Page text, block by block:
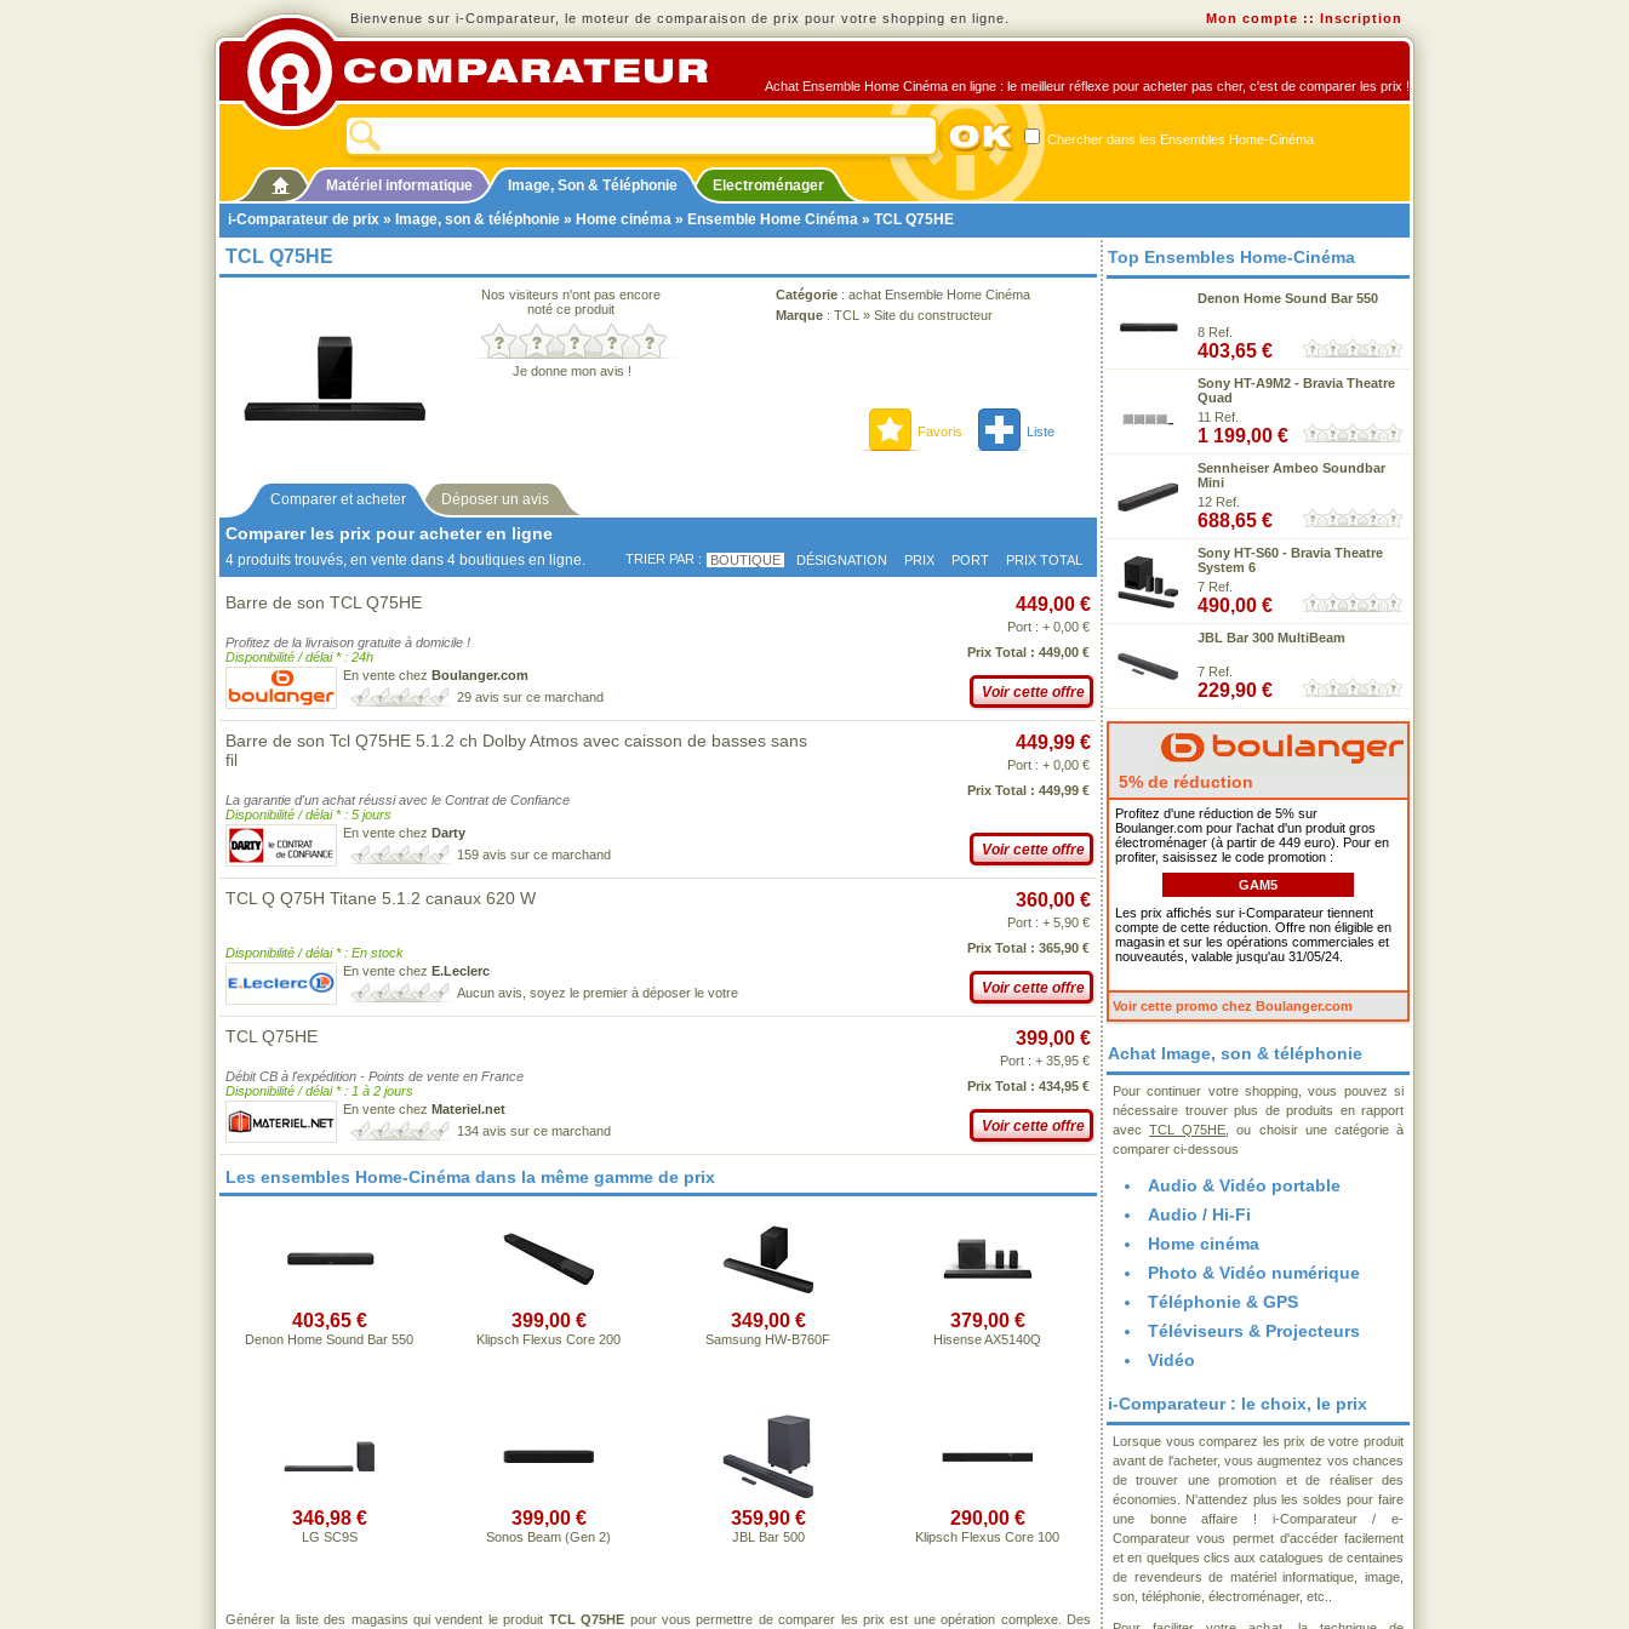
Bienvenue sur i-Comparateur, le moteur de comparaison de prix pour votre shopping en ligne. Mon compte :: Inscription
Achat Ensemble Home Cinéma en ligne : le meilleur réflexe pour acheter pas cher, c'est de comparer les prix !
Chercher dans les Ensembles Home-Cinéma
Matériel informatique Image, Son & Téléphonie
Electroménager
i-Comparateur de prix » Image, son & téléphonie » Home cinéma » Ensemble Home Cinéma » TCL Q75HE
TCL Q75HE
Nos visiteurs n'ont pas encore
noté ce produit
Je donne mon avis !
Catégorie : achat Ensemble Home Cinéma
Marque : TCL » Site du constructeur
Favoris Liste
Comparer et acheter Déposer un avis
Comparer les prix pour acheter en ligne
4 produits trouvés, en vente dans 4 boutiques en ligne. TRIER PAR : BOUTIQUE DÉSIGNATION PRIX PORT PRIX TOTAL
Barre de son TCL Q75HE
Profitez de la livraison gratuite à domicile !
Disponibilité / délai * : 24h
En vente chez Boulanger.com
29 avis sur ce marchand
449,00 €
Port : + 0,00 €
Prix Total : 449,00 €
Voir cette offre
Barre de son Tcl Q75HE 5.1.2 ch Dolby Atmos avec caisson de basses sans
fil
La garantie d'un achat réussi avec le Contrat de Confiance
Disponibilité / délai * : 5 jours
En vente chez Darty
159 avis sur ce marchand
449,99 €
Port : + 0,00 €
Prix Total : 449,99 €
Voir cette offre
TCL Q Q75H Titane 5.1.2 canaux 620 W
Disponibilité / délai * : En stock
En vente chez E.Leclerc
Aucun avis, soyez le premier à déposer le votre
360,00 €
Port : + 5,90 €
Prix Total : 365,90 €
Voir cette offre
TCL Q75HE
Débit CB à l'expédition - Points de vente en France
Disponibilité / délai * : 1 à 2 jours
En vente chez Materiel.net
134 avis sur ce marchand
399,00 €
Port : + 35,95 €
Prix Total : 434,95 €
Voir cette offre
Les ensembles Home-Cinéma dans la même gamme de prix
403,65 €
Denon Home Sound Bar 550
399,00 €
Klipsch Flexus Core 200
349,00 €
Samsung HW-B760F
379,00 €
Hisense AX5140Q
346,98 €
LG SC9S
399,00 €
Sonos Beam (Gen 2)
359,90 €
JBL Bar 500
290,00 €
Klipsch Flexus Core 100
Générer la liste des magasins qui vendent le produit TCL Q75HE pour vous permettre de comparer les prix est une opération complexe. Des
Top Ensembles Home-Cinéma
Denon Home Sound Bar 550
8 Ref.
403,65 €
Sony HT-A9M2 - Bravia Theatre
Quad
11 Ref.
1 199,00 €
Sennheiser Ambeo Soundbar
Mini
12 Ref.
688,65 €
Sony HT-S60 - Bravia Theatre
System 6
7 Ref.
490,00 €
JBL Bar 300 MultiBeam
7 Ref.
229,90 €
5% de réduction
Profitez d'une réduction de 5% sur
Boulanger.com pour l'achat d'un produit gros
électroménager (à partir de 449 euro). Pour en
profiter, saisissez le code promotion :
GAM5
Les prix affichés sur i-Comparateur tiennent
compte de cette réduction. Offre non éligible en
magasin et sur les opérations commerciales et
nouveautés, valable jusqu'au 31/05/24.
Voir cette promo chez Boulanger.com
Achat Image, son & téléphonie
Pour continuer votre shopping, vous pouvez si
nécessaire trouver plus de produits en rapport
avecTCL Q75HE , ou choisir une catégorie à
comparer ci-dessous
Audio & Vidéo portable
Audio / Hi-Fi
Home cinéma
Photo & Vidéo numérique
Téléphonie & GPS
Téléviseurs & Projecteurs
Vidéo
i-Comparateur : le choix, le prix
Lorsque vous comparez les prix de votre produit
avant de l'acheter, vous augmentez vos chances
de trouver une promotion et de réaliser des
économies. N'attendez plus les soldes pour faire
une bonne affaire ! i-Comparateur / e-
Comparateur vous permet d'accéder facilement
et en quelques clics aux catalogues de centaines
de revendeurs de matériel informatique, image,
son, téléphonie, électroménager, etc..